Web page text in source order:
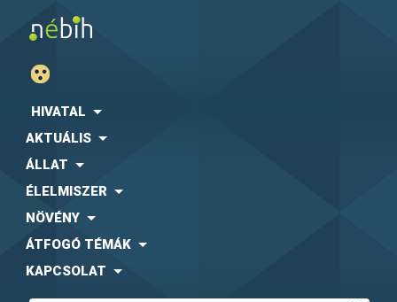
HIVATAL
AKTUÁLIS
ÁLLAT
ÉLELMISZER
NÖVÉNY
ÁTFOGÓ TÉMÁK
KAPCSOLAT